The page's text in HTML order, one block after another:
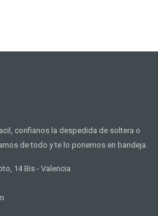
confianos la despedida de soltera o
de todo y te lo ponemos en bandeja.
14 Bis - Valencia